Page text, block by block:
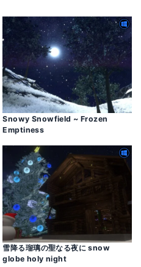
Snowy Snowfield ~ Frozen
Emptiness
雪降る瑠璃の聖なる夜に snow
globe holy night